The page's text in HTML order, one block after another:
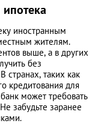
иностранным
жителям.
выше, а в других
без
странах, таких как
кредитования для
может требовать
забудьте заранее